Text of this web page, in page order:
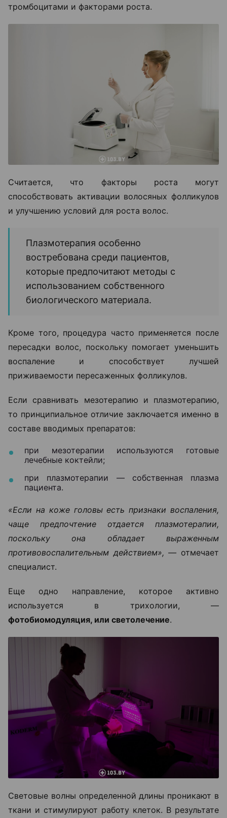
тромбоцитами и факторами роста.
Считается, что факторы роста могут
способствовать активации волосяных фолликулов
и улучшению условий для роста волос.
Плазмотерапия особенно
востребована среди пациентов,
которые предпочитают методы с
использованием собственного
биологического материала.
Кроме того, процедура часто применяется после
пересадки волос, поскольку помогает уменьшить
воспаление и способствует лучшей
приживаемости пересаженных фолликулов.
Если сравнивать мезотерапию и плазмотерапию,
то принципиальное отличие заключается именно в
составе вводимых препаратов:
при мезотерапии используются готовые
лечебные коктейли;
при плазмотерапии — собственная плазма
пациента.
«Если на коже головы есть признаки воспаления,
чаще предпочтение отдается плазмотерапии,
поскольку она обладает выраженным
противовоспалительным действием», — отмечает
специалист.
Еще одно направление, которое активно
используется в трихологии, —
фотобиомодуляция, или светолечение.
Световые волны определенной длины проникают в
ткани и стимулируют работу клеток. В результате